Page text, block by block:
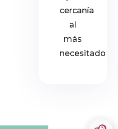
cercanía
al
más
necesitado